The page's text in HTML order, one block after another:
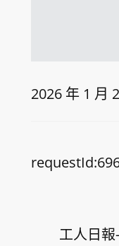
2026 年 1 月
工人日報-